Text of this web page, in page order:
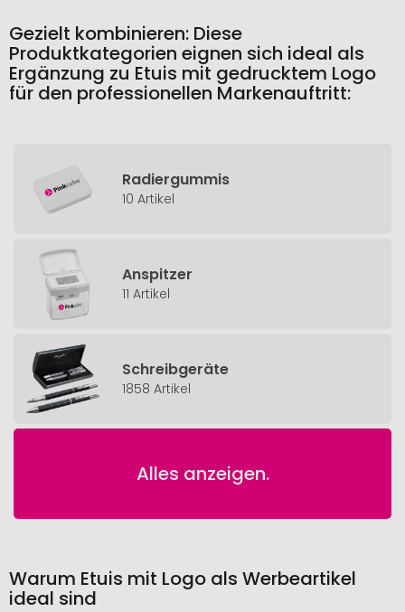
Gezielt kombinieren: Diese
Produktkategorien eignen sich ideal als
Ergänzung zu Etuis mit gedrucktem Logo
für den professionellen Markenauftritt:
Radiergummis
10 Artikel
Anspitzer
11 Artikel
Schreibgeräte
1858 Artikel
Alles anzeigen.
Warum Etuis mit Logo als Werbeartikel
ideal sind